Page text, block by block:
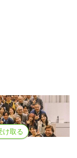
るだろう？」とい
。
った今でも、目の
います。
け取る